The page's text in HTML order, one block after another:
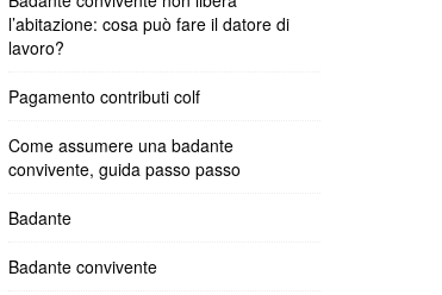
l’abitazione: cosa può fare il datore di
lavoro?
Pagamento contributi colf
Come assumere una badante
convivente, guida passo passo
Badante
Badante convivente